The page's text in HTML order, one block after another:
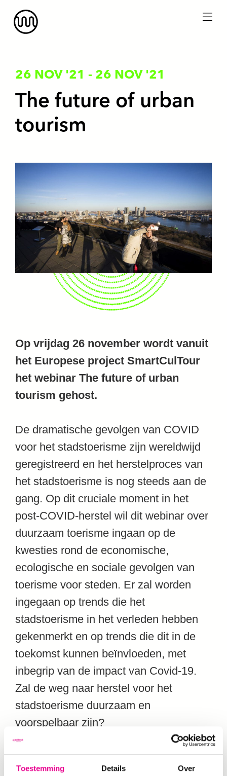
Toestemming Details Over
26 NOV '21 - 26 NOV '21
The future of urban
tourism
Op vrijdag 26 november wordt vanuit
het Europese project SmartCulTour
het webinar The future of urban
tourism gehost.
De dramatische gevolgen van COVID
voor het stadstoerisme zijn wereldwijd
geregistreerd en het herstelproces van
het stadstoerisme is nog steeds aan de
gang. Op dit cruciale moment in het
post-COVID-herstel wil dit webinar over
duurzaam toerisme ingaan op de
kwesties rond de economische,
ecologische en sociale gevolgen van
toerisme voor steden. Er zal worden
ingegaan op trends die het
stadstoerisme in het verleden hebben
gekenmerkt en op trends die dit in de
toekomst kunnen beïnvloeden, met
inbegrip van de impact van Covid-19.
Zal de weg naar herstel voor het
stadstoerisme duurzaam en
voorspelbaar zijn?